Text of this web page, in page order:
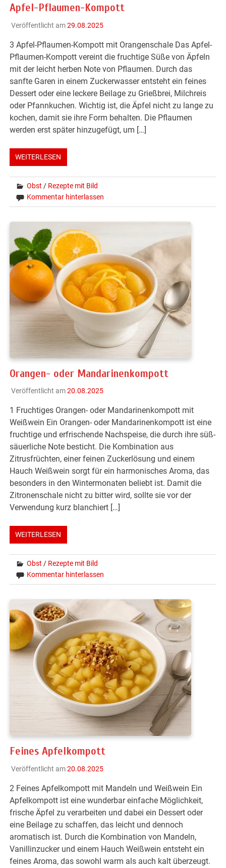
Apfel-Pflaumen-Kompott
Veröffentlicht am29.08.2025
3 Apfel-Pflaumen-Kompott mit Orangenschale Das Apfel-
Pflaumen-Kompott vereint die fruchtige Süße von Äpfeln
mit der leicht herben Note von Pflaumen. Durch das
sanfte Garen in einem Zuckerwasser entsteht ein feines
Dessert oder eine leckere Beilage zu Grießbrei, Milchreis
oder Pfannkuchen. Wichtig ist, die Äpfel nicht zu lange zu
kochen, damit sie ihre Form behalten. Die Pflaumen
werden erst später hinzugefügt, um […]
WEITERLESEN
Obst / Rezepte mit Bild
Kommentar hinterlassen
Orangen- oder Mandarinenkompott
Veröffentlicht am20.08.2025
1 Fruchtiges Orangen- oder Mandarinenkompott mit
Weißwein Ein Orangen- oder Mandarinenkompott ist eine
fruchtige und erfrischende Nachspeise, die durch ihre süß-
säuerliche Note besticht. Die Kombination aus
Zitrusfrüchten, einer feinen Zuckerlösung und einem
Hauch Weißwein sorgt für ein harmonisches Aroma, das
besonders in den Wintermonaten beliebt ist. Damit die
Zitronenschale nicht zu bitter wird, sollte sie vor der
Verwendung kurz blanchiert […]
WEITERLESEN
Obst / Rezepte mit Bild
Kommentar hinterlassen
Feines Apfelkompott
Veröffentlicht am20.08.2025
2 Feines Apfelkompott mit Mandeln und Weißwein Ein
Apfelkompott ist eine wunderbar einfache Möglichkeit,
frische Äpfel zu verarbeiten und dabei ein Dessert oder
eine Beilage zu schaffen, das leicht und dennoch
aromatisch ist. Durch die Kombination von Mandeln,
Vanillinzucker und einem Hauch Weißwein entsteht ein
feines Aroma, das sowohl warm als auch kalt überzeugt.